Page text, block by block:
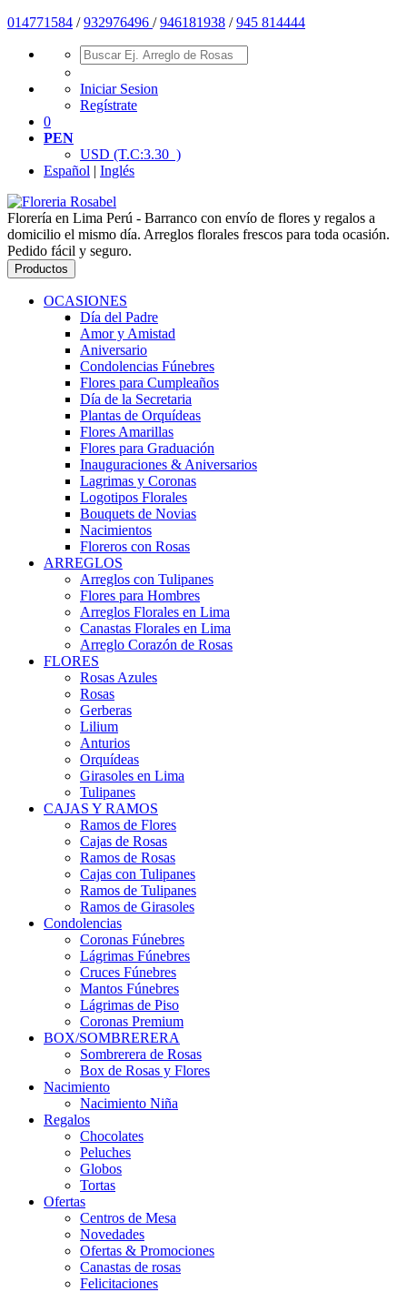
014771584 /932976496 /946181938 /945 814444
Iniciar Sesion
Regístrate
0
PEN
USD (T.C:3.30 )
Español | Inglés
Florería en Lima Perú - Barranco con envío de flores y regalos a
domicilio el mismo día. Arreglos florales frescos para toda ocasión.
Pedido fácil y seguro.
Productos
OCASIONES
Día del Padre
Amor y Amistad
Aniversario
Condolencias Fúnebres
Flores para Cumpleaños
Día de la Secretaria
Plantas de Orquídeas
Flores Amarillas
Flores para Graduación
Inauguraciones & Aniversarios
Lagrimas y Coronas
Logotipos Florales
Bouquets de Novias
Nacimientos
Floreros con Rosas
ARREGLOS
Arreglos con Tulipanes
Flores para Hombres
Arreglos Florales en Lima
Canastas Florales en Lima
Arreglo Corazón de Rosas
FLORES
Rosas Azules
Rosas
Gerberas
Lilium
Anturios
Orquídeas
Girasoles en Lima
Tulipanes
CAJAS Y RAMOS
Ramos de Flores
Cajas de Rosas
Ramos de Rosas
Cajas con Tulipanes
Ramos de Tulipanes
Ramos de Girasoles
Condolencias
Coronas Fúnebres
Lágrimas Fúnebres
Cruces Fúnebres
Mantos Fúnebres
Lágrimas de Piso
Coronas Premium
BOX/SOMBRERERA
Sombrerera de Rosas
Box de Rosas y Flores
Nacimiento
Nacimiento Niña
Regalos
Chocolates
Peluches
Globos
Tortas
Ofertas
Centros de Mesa
Novedades
Ofertas & Promociones
Canastas de rosas
Felicitaciones